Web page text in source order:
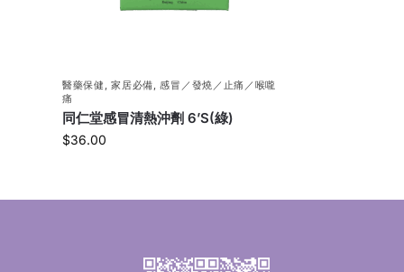
醫藥保健 ,家居必備 ,感冒／發燒／止痛／喉嚨
痛
同仁堂感冒清熱沖劑 6’S(綠)
$36.00